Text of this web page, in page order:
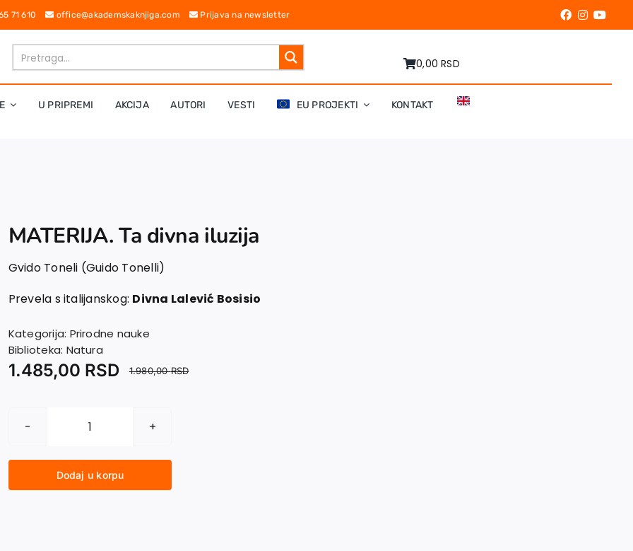
65 71 610 office@akademskaknjiga.com Prijava na newsletter
0,00 RSD
U PRIPREMI AKCIJA AUTORI VESTI EU PROJEKTI KONTAKT
MATERIJA. Ta divna iluzija
Gvido Toneli (Guido Tonelli)
Prevela s italijanskog: Divna Lalević Bosisio
Kategorija: Prirodne nauke
Biblioteka: Natura
1.980,00RSD
1.485,00 RSD
MATERIJA.
divna
iluzija
Dodaj u korpu